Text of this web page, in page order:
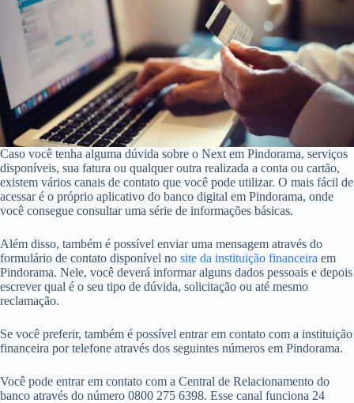
Caso você tenha alguma dúvida sobre o Next em Pindorama, serviços
disponíveis, sua fatura ou qualquer outra realizada a conta ou cartão,
existem vários canais de contato que você pode utilizar. O mais fácil de
acessar é o próprio aplicativo do banco digital em Pindorama, onde
você consegue consultar uma série de informações básicas.
Além disso, também é possível enviar uma mensagem através do
formulário de contato disponível no site da instituição financeira em
Pindorama. Nele, você deverá informar alguns dados pessoais e depois
escrever qual é o seu tipo de dúvida, solicitação ou até mesmo
reclamação.
Se você preferir, também é possível entrar em contato com a instituição
financeira por telefone através dos seguintes números em Pindorama.
Você pode entrar em contato com a Central de Relacionamento do
banco através do número 0800 275 6398. Esse canal funciona 24